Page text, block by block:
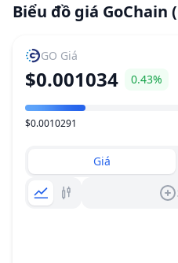
Biểu đồ giá GoChain
GO Giá
$0.001034 0.43%
Khoảng giá
$0.0010291
Giá